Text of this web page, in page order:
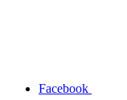
Facebook